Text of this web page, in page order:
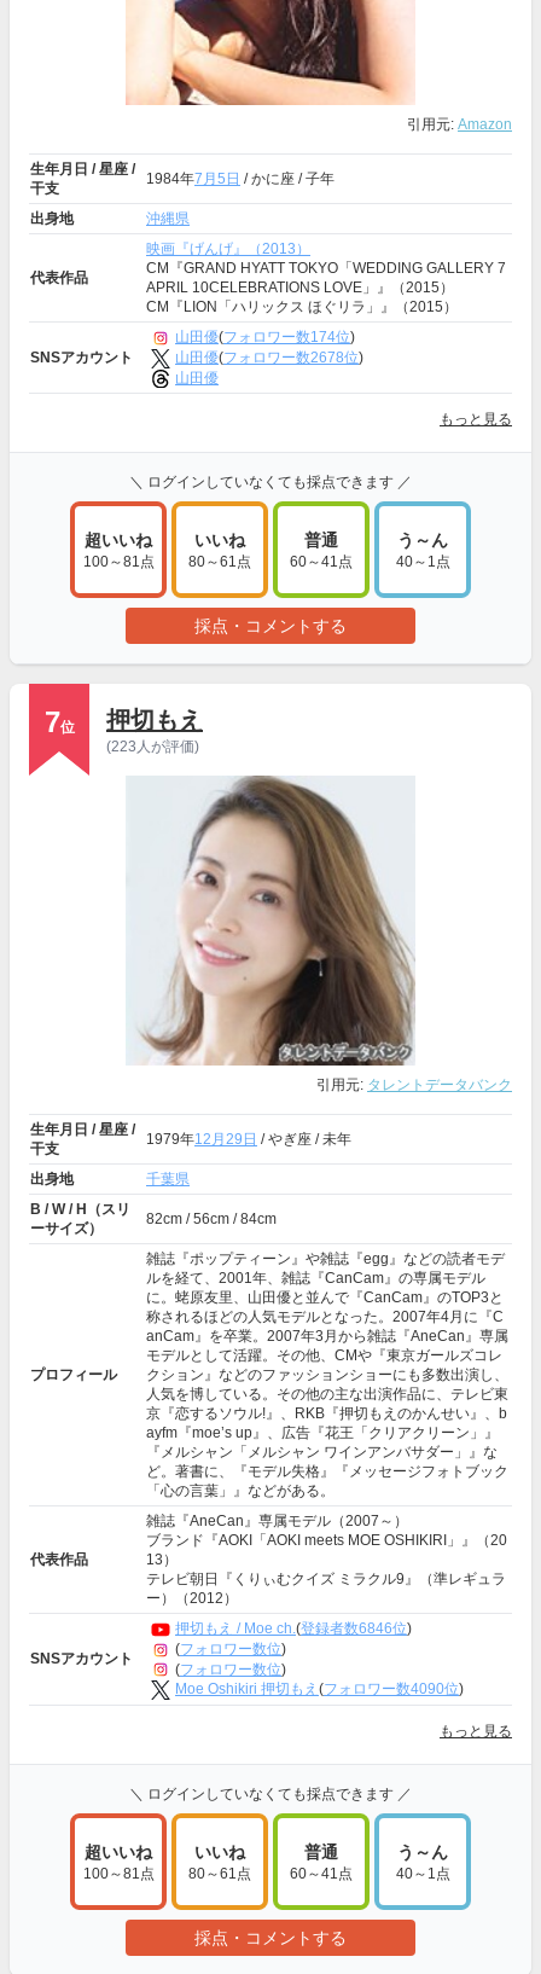
引用元: Amazon
生年月日 / 星座 /
干支
1984年7月5日 / かに座 / 子年
出身地 沖縄県
代表作品
映画『げんげ』（2013）
CM『GRAND HYATT TOKYO「WEDDING GALLERY 7
APRIL 10CELEBRATIONS LOVE」』（2015）
CM『LION「ハリックス ほぐリラ」』（2015）
SNSアカウント
山田優(フォロワー数174位)
山田優(フォロワー数2678位)
山田優
もっと見る
＼ ログインしていなくても採点できます ／
超いいね
100～81点
いいね
80～61点
普通
60～41点
う～ん
40～1点
採点・コメントする
7位 押切もえ
(223人が評価)
引用元: タレントデータバンク
生年月日 / 星座 /
干支
1979年12月29日 / やぎ座 / 未年
出身地
千葉県
B / W / H（スリ
ーサイズ）
82cm / 56cm / 84cm
プロフィール
雑誌『ポップティーン』や雑誌『egg』などの読者モデ
ルを経て、2001年、雑誌『CanCam』の専属モデル
に。蛯原友里、山田優と並んで『CanCam』のTOP3と
称されるほどの人気モデルとなった。2007年4月に『C
anCam』を卒業。2007年3月から雑誌『AneCan』専属
モデルとして活躍。その他、CMや『東京ガールズコレ
クション』などのファッションショーにも多数出演し、
人気を博している。その他の主な出演作品に、テレビ東
京『恋するソウル!』、RKB『押切もえのかんせい』、b
ayfm『moe’s up』、広告『花王「クリアクリーン」』
『メルシャン「メルシャン ワインアンバサダー」』な
ど。著書に、『モデル失格』『メッセージフォトブック
「心の言葉」』などがある。
代表作品
雑誌『AneCan』専属モデル（2007～）
ブランド『AOKI「AOKI meets MOE OSHIKIRI」』（20
13）
テレビ朝日『くりぃむクイズ ミラクル9』（準レギュラ
ー）（2012）
SNSアカウント
押切もえ / Moe ch.(登録者数6846位)
(フォロワー数位)
(フォロワー数位)
Moe Oshikiri 押切もえ (フォロワー数4090位)
もっと見る
＼ ログインしていなくても採点できます ／
超いいね
100～81点
いいね
80～61点
普通
60～41点
う～ん
40～1点
採点・コメントする